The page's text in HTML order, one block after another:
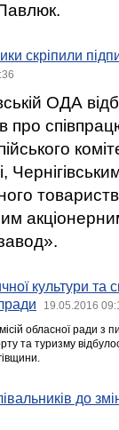
скріпили
ОДА
про
культури та
19.05.2016
обласної ради з
та туризму
до